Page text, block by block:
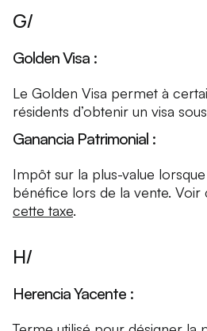
G/
Golden Visa :
Le Golden Visa permet à
résidents d’obtenir un visa
Ganancia Patrimonial :
Impôt sur la plus-value
bénéfice lors de la vente. Voir
cette taxe.
H/
Herencia Yacente :